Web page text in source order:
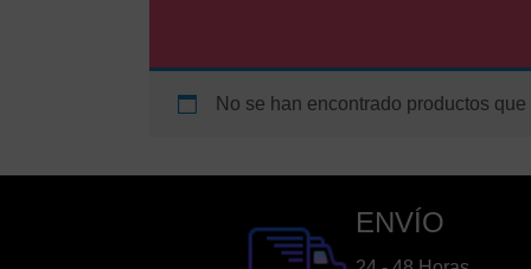
No se han encontrado productos
ENVÍO